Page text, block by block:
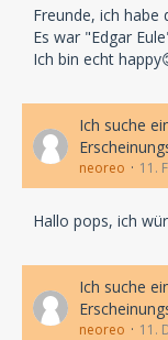
Freunde, ich habe
Es war "Edgar
Ich bin echt
Ich suche
neoreo 11.
Hallo pops, ich
Ich suche
neoreo 11.